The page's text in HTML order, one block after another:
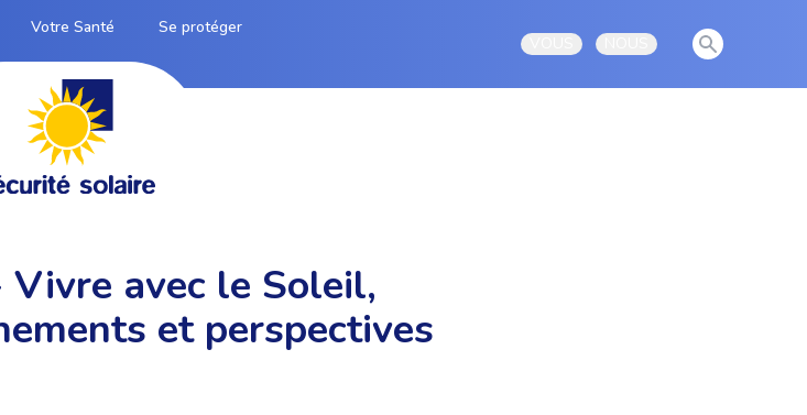
Votre Santé
Se protéger
Open user menuOpen user menu
View
avec le Soleil,
et perspectives